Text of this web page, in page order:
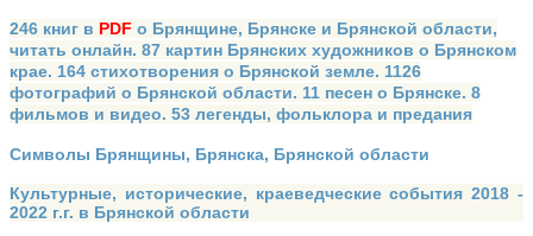
246 книг в PDF о Брянщине, Брянске и Брянской области,
читать онлайн. 87 картин Брянских художников о Брянском
крае. 164 стихотворения о Брянской земле. 1126
фотографий о Брянской области. 11 песен о Брянске. 8
фильмов и видео. 53 легенды, фольклора и предания
Символы Брянщины, Брянска, Брянской области
Культурные, исторические, краеведческие события 2018 -
2022 г.г. в Брянской области